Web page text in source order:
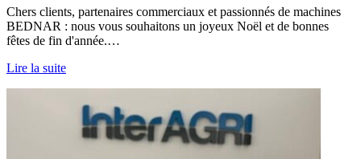
Chers clients, partenaires commerciaux et passionnés de machines
BEDNAR : nous vous souhaitons un joyeux Noël et de bonnes
fêtes de fin d'année.…
Lire la suite